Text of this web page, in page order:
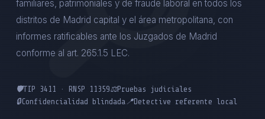
familiares, patrimoniales y de fraude laboral en todos los
distritos de Madrid capital y el área metropolitana, con
informes ratificables ante los Juzgados de Madrid
conforme al art. 265.1.5 LEC.
🛡️TIP 3411 · RNSP 11359⚖️Pruebas judiciales
🔒Confidencialidad blindada 📍Detective referente local